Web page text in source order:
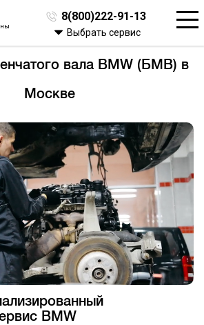
8(800)222-91-13
Выбрать сервис
вала BMW (БМВ) в
Москве
BMW